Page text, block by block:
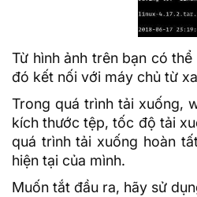
Từ hình ảnh trên bạn có
đó kết nối với máy chủ từ
Trong quá trình tải xuống,
kích thước tệp, tốc độ tải
quá trình tải xuống hoàn
hiện tại của mình.
Muốn tắt đầu ra, hãy sử